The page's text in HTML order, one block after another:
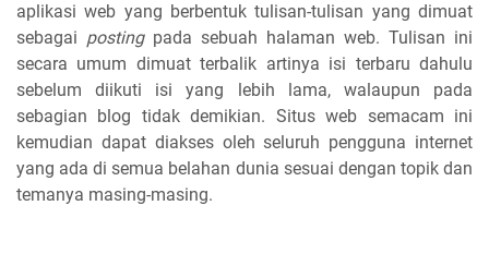
aplikasi web yang berbentuk tulisan-tulisan yang dimuat
sebagai postingpada sebuah halaman web. Tulisan ini
secara umum dimuat terbalik artinya isi terbaru dahulu
sebelum diikuti isi yang lebih lama, walaupun pada
sebagian blog tidak demikian. Situs web semacam ini
kemudian dapat diakses oleh seluruh pengguna internet
yang ada di semua belahan dunia sesuai dengan topik dan
temanya masing-masing.